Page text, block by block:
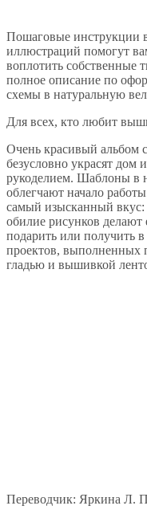
Пошаговые инструкции
иллюстраций помогут
воплотить собственные
полное описание по
схемы в натуральную
Для всех, кто любит
Очень красивый альбом
безусловно украсят дом
рукоделием. Шаблоны в
облегчают начало
самый изысканный
обилие рисунков
подарить или получить
проектов, выполненных
гладью и вышивкой
Переводчик: Яркина Л.